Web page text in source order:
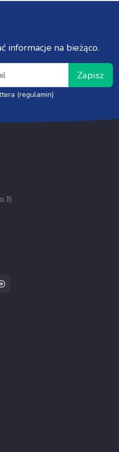
informacje na bieżąco.
Zapisz
(regulamin)
15